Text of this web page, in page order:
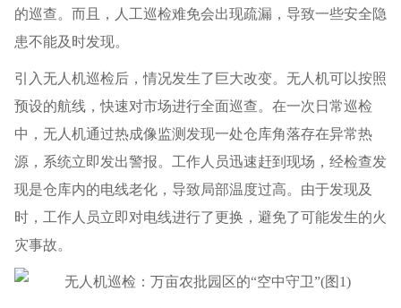
的巡查。而且，人工巡检难免会出现疏漏，导致一些安全隐
患不能及时发现。
引入无人机巡检后，情况发生了巨大改变。无人机可以按照
预设的航线，快速对市场进行全面巡查。在一次日常巡检
中，无人机通过热成像监测发现一处仓库角落存在异常热
源，系统立即发出警报。工作人员迅速赶到现场，经检查发
现是仓库内的电线老化，导致局部温度过高。由于发现及
时，工作人员立即对电线进行了更换，避免了可能发生的火
灾事故。